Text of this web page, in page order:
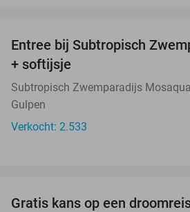
Entree bij Subtropisch
+ softijsje
Subtropisch Zwemparadijs Mosaqua
Gulpen
Verkocht: 2.533
Gratis kans op een